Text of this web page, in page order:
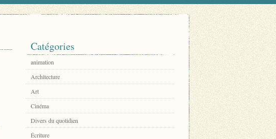
Catégories
animation
Architecture
Art
Cinéma
Divers du quotidien
Écriture